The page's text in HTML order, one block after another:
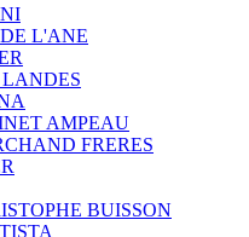
L'ANE
AMPEAU
FRERES
BUISSON